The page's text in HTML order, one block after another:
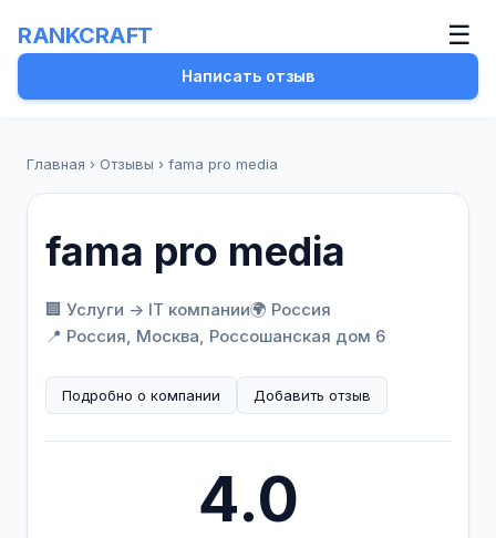
RANKCRAFT ☰
Написать отзыв
Главная › Отзывы › fama pro media
fama pro media
🏢 Услуги -> IT компании🌍 Россия
📍 Россия, Москва, Россошанская дом 6
Подробно о компании Добавить отзыв
4.0